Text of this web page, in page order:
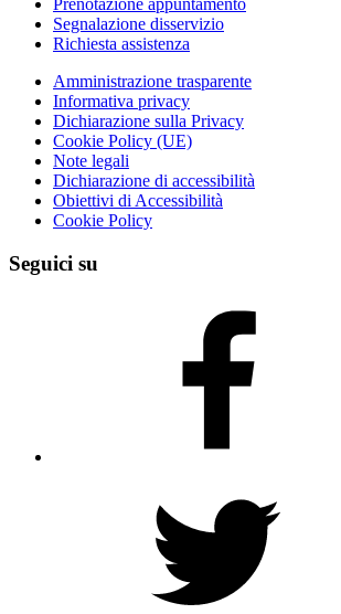
Prenotazione appuntamento
Segnalazione disservizio
Richiesta assistenza
Amministrazione trasparente
Informativa privacy
Dichiarazione sulla Privacy
Cookie Policy (UE)
Note legali
Dichiarazione di accessibilità
Obiettivi di Accessibilità
Cookie Policy
Seguici su